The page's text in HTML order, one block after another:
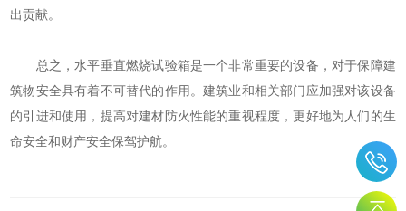
出贡献。
总之，水平垂直燃烧试验箱是一个非常重要的设备，对于保障建
筑物安全具有着不可替代的作用。建筑业和相关部门应加强对该设备
的引进和使用，提高对建材防火性能的重视程度，更好地为人们的生
命安全和财产安全保驾护航。